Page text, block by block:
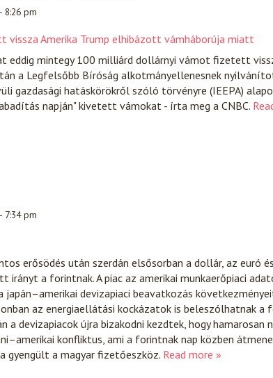
8:26 pm
Amerika Trump elhibázott vámháborúja miatt
eddig mintegy 100 milliárd dollárnyi vámot fizetett
a Legfelsőbb Bíróság alkotmányellenesnek
gazdasági hatáskörökről szóló törvényre (IEEPA)
napján" kivetett vámokat - írta meg a CNBC.
7:34 pm
erősödés után szerdán elsősorban a dollár, az euró
irányt a forintnak. A piac az amerikai munkaerőpiaci
japán–amerikai devizapiaci beavatkozás
az energiaellátási kockázatok is beleszólhatnak a
a devizapiacok újra bizakodni kezdtek, hogy hamarosan
konfliktus, ami a forintnak nap közben
gyengült a magyar fizetőeszköz. Read more »